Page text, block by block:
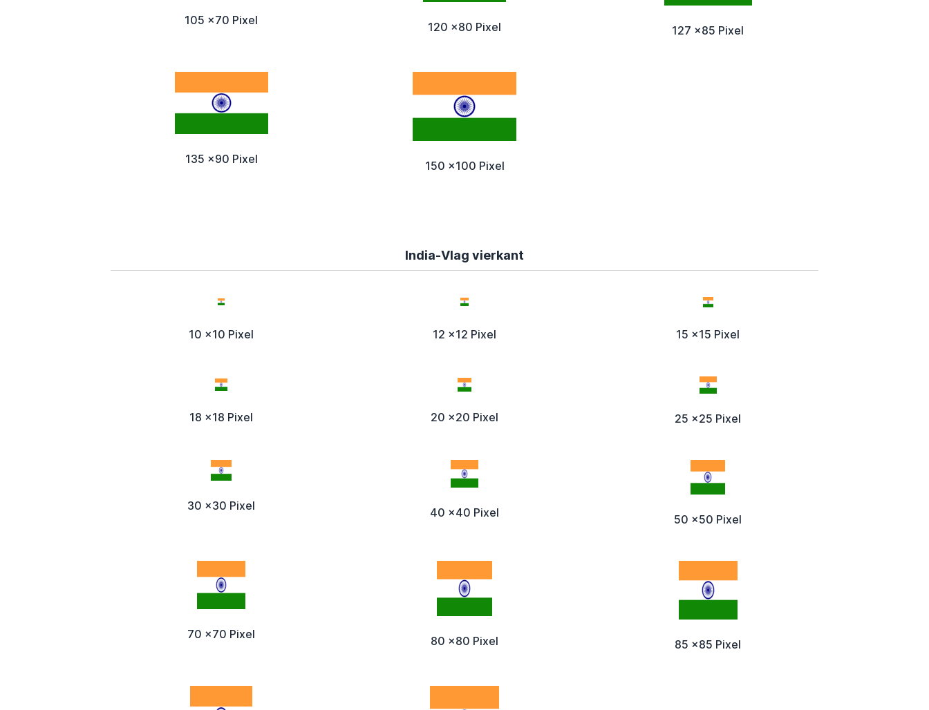
105 x70 Pixel 120 x80 Pixel 127 x85 Pixel
135 x90 Pixel 150 x100 Pixel
India-Vlag vierkant
10 x10 Pixel 12 x12 Pixel 15 x15 Pixel
18 x18 Pixel 20 x20 Pixel 25 x25 Pixel
30 x30 Pixel 40 x40 Pixel 50 x50 Pixel
70 x70 Pixel 80 x80 Pixel 85 x85 Pixel